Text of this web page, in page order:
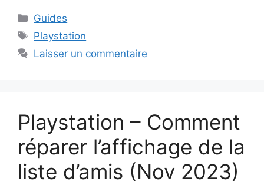
Catégories
Guides
Étiquettes
Playstation
Laisser un commentaire
Playstation – Comment
réparer l’affichage de la
liste d’amis (Nov 2023)